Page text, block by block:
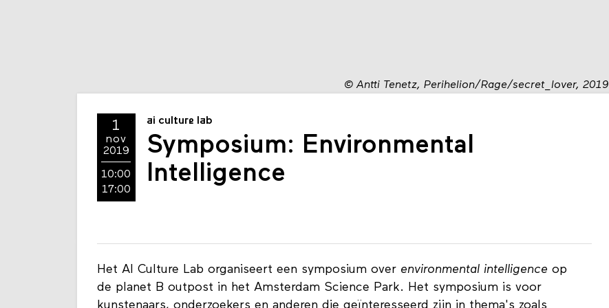
©Antti Tenetz, Perihelion/Rage/secret_lover, 2019
1
nov
2019
10:00
17:00
ai culture lab
Symposium: Environmental
Intelligence
Het AI Culture Lab organiseert een symposium over environmental intelligence op
de planet B outpost in het Amsterdam Science Park. Het symposium is voor